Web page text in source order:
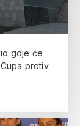
gdje će
protiv